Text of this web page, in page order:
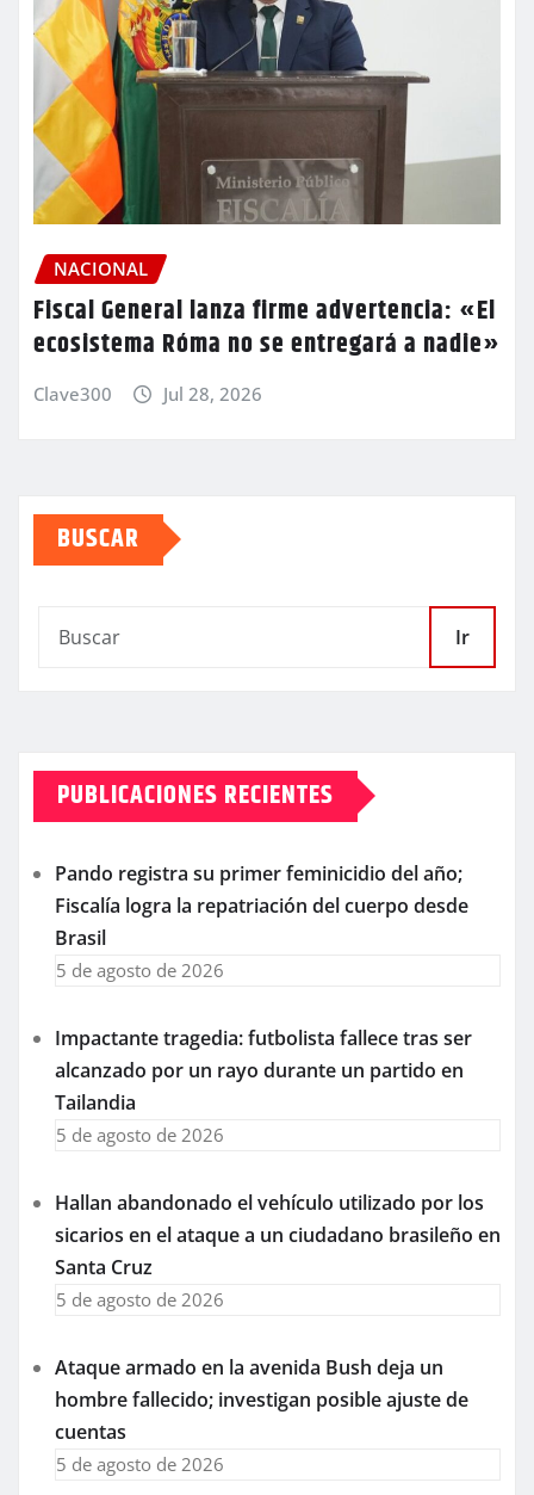
NACIONAL
Fiscal General lanza firme advertencia: «El
ecosistema Róma no se entregará a nadie»
Clave300 Jul 28, 2026
BUSCAR
Ir
PUBLICACIONES RECIENTES
Pando registra su primer feminicidio del año;
Fiscalía logra la repatriación del cuerpo desde
Brasil
5 de agosto de 2026
Impactante tragedia: futbolista fallece tras ser
alcanzado por un rayo durante un partido en
Tailandia
5 de agosto de 2026
Hallan abandonado el vehículo utilizado por los
sicarios en el ataque a un ciudadano brasileño en
Santa Cruz
5 de agosto de 2026
Ataque armado en la avenida Bush deja un
hombre fallecido; investigan posible ajuste de
cuentas
5 de agosto de 2026